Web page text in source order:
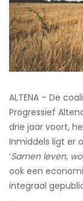
ALTENA – De
Progressief
drie jaar voort,
Inmiddels ligt er
‘Samen leven,
ook een
integraal